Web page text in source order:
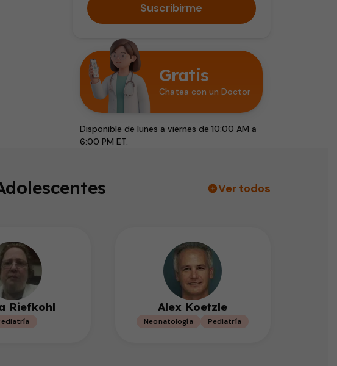
Suscribirme
Gratis
Chatea con un Doctor
Disponible de lunes a viernes de 10:00 AM a
6:00 PM ET.
Ver todos
Riefkohl Alex Koetzle
Neonatología Pediatría